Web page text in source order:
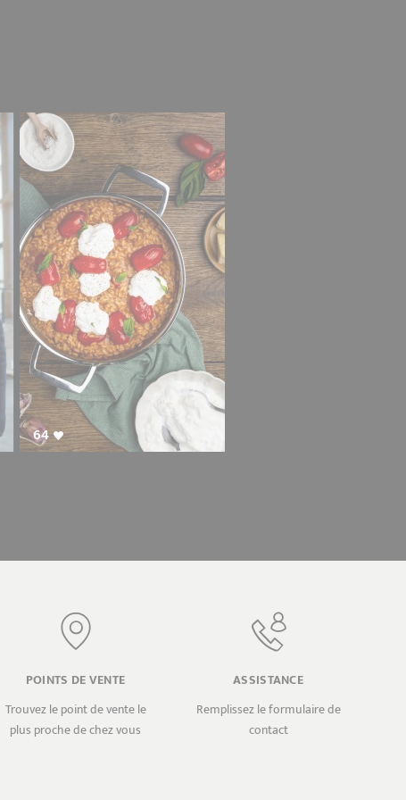
huiles spéciales pour les meubles en teck.
64
POINTS DE VENTE
Trouvez le point de vente le
plus proche de chez vous
ASSISTANCE
Remplissez le formulaire de
contact